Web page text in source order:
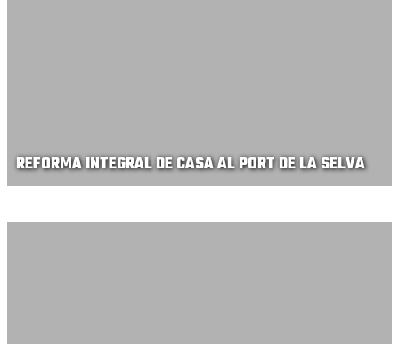
REFORMA INTEGRAL DE CASA AL PORT DE LA SELVA